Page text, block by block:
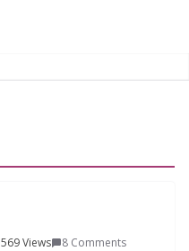
569 Views 8 Comments